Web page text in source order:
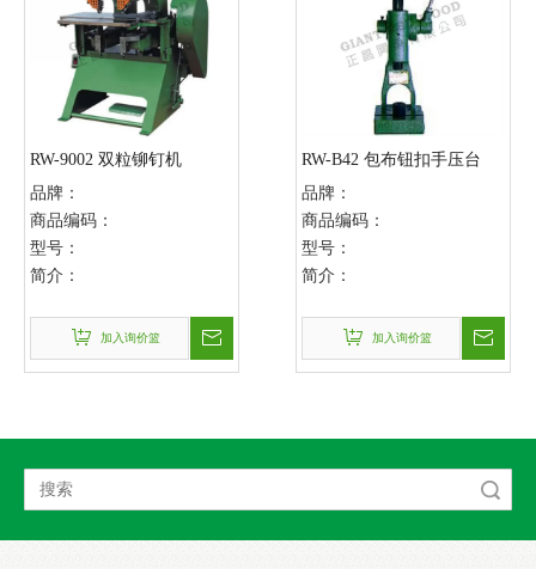
RW-9002 双粒铆钉机
品牌：
商品编码：
型号：
简介：
加入询价篮
RW-B42 包布钮扣手压台
品牌：
商品编码：
型号：
简介：
加入询价篮